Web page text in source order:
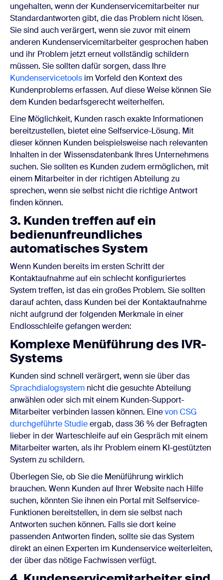
ungehalten, wenn der Kundenservicemitarbeiter nur
Standardantworten gibt, die das Problem nicht lösen.
Sie sind auch verärgert, wenn sie zuvor mit einem
anderen Kundenservicemitarbeiter gesprochen haben
und ihr Problem jetzt erneut vollständig schildern
müssen. Sie sollten dafür sorgen, dass Ihre
Kundenservicetools im Vorfeld den Kontext des
Kundenproblems erfassen. Auf diese Weise können Sie
dem Kunden bedarfsgerecht weiterhelfen.
Eine Möglichkeit, Kunden rasch exakte Informationen
bereitzustellen, bietet eine Selfservice-Lösung. Mit
dieser können Kunden beispielsweise nach relevanten
Inhalten in der Wissensdatenbank Ihres Unternehmens
suchen. Sie sollten es Kunden zudem ermöglichen, mit
einem Mitarbeiter in der richtigen Abteilung zu
sprechen, wenn sie selbst nicht die richtige Antwort
finden können.
3. Kunden treffen auf ein
bedienunfreundliches
automatisches System
Wenn Kunden bereits im ersten Schritt der
Kontaktaufnahme auf ein schlecht konfiguriertes
System treffen, ist das ein großes Problem. Sie sollten
darauf achten, dass Kunden bei der Kontaktaufnahme
nicht aufgrund der folgenden Merkmale in einer
Endlosschleife gefangen werden:
Komplexe Menüführung des IVR-
Systems
Kunden sind schnell verärgert, wenn sie über das
Sprachdialogsystem nicht die gesuchte Abteilung
anwählen oder sich mit einem Kunden-Support-
Mitarbeiter verbinden lassen können. Einevon CSG
durchgeführte Studieergab, dass 36 % der Befragten
lieber in der Warteschleife auf ein Gespräch mit einem
Mitarbeiter warten, als ihr Problem einem KI-gestützten
System zu schildern.
Überlegen Sie, ob Sie die Menüführung wirklich
brauchen. Wenn Kunden auf Ihrer Website nach Hilfe
suchen, könnten Sie ihnen ein Portal mit Selfservice-
Funktionen bereitstellen, in dem sie selbst nach
Antworten suchen können. Falls sie dort keine
passenden Antworten finden, sollte sie das System
direkt an einen Experten im Kundenservice weiterleiten,
der über das nötige Fachwissen verfügt.